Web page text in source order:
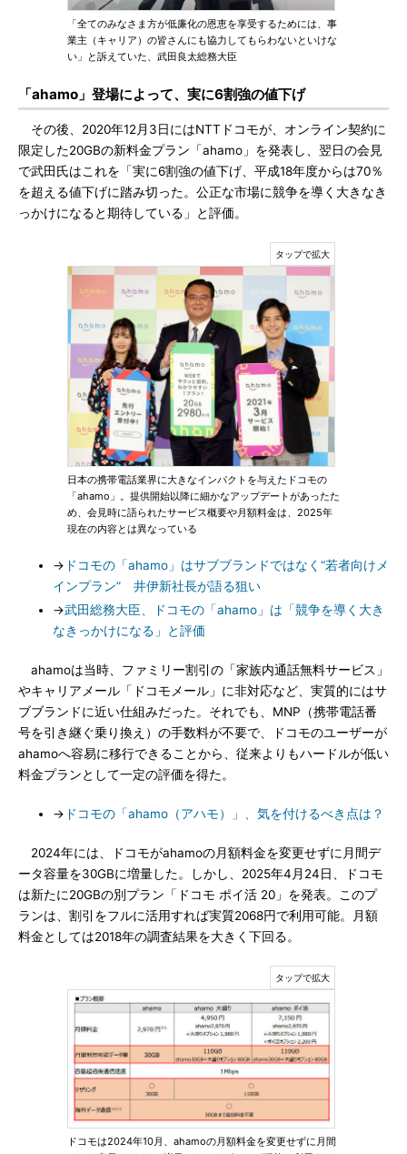
「全てのみなさま方が低廉化の恩恵を享受するためには、事
業主（キャリア）の皆さんにも協力してもらわないといけな
い」と訴えていた、武田良太総務大臣
「ahamo」登場によって、実に6割強の値下げ
その後、2020年12月3日にはNTTドコモが、オンライン契約に
限定した20GBの新料金プラン「ahamo」を発表し、翌日の会見
で武田氏はこれを「実に6割強の値下げ、平成18年度からは70％
を超える値下げに踏み切った。公正な市場に競争を導く大きなき
っかけになると期待している」と評価。
日本の携帯電話業界に大きなインパクトを与えたドコモの
「ahamo」。提供開始以降に細かなアップデートがあったた
め、会見時に語られたサービス概要や月額料金は、2025年
現在の内容とは異なっている
→ ドコモの「ahamo」はサブブランドではなく“若者向けメ
インプラン” 井伊新社長が語る狙い
→武田総務大臣、ドコモの「ahamo」は「競争を導く大き
なきっかけになる」と評価
ahamoは当時、ファミリー割引の「家族内通話無料サービス」
やキャリアメール「ドコモメール」に非対応など、実質的にはサ
ブブランドに近い仕組みだった。それでも、MNP（携帯電話番
号を引き継ぐ乗り換え）の手数料が不要で、ドコモのユーザーが
ahamoへ容易に移行できることから、従来よりもハードルが低い
料金プランとして一定の評価を得た。
→ ドコモの「ahamo（アハモ）」、気を付けるべき点は？
2024年には、ドコモがahamoの月額料金を変更せずに月間デ
ータ容量を30GBに増量した。しかし、2025年4月24日、ドコモ
は新たに20GBの別プラン「ドコモ ポイ活 20」を発表。このプ
ランは、割引をフルに活用すれば実質2068円で利用可能。月額
料金としては2018年の調査結果を大きく下回る。
ドコモは2024年10月、ahamoの月額料金を変更せずに月間